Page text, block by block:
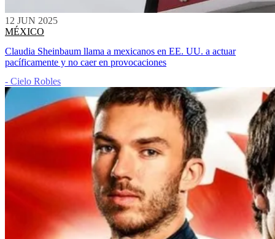
12 JUN 2025
MÉXICO
Claudia Sheinbaum llama a mexicanos en EE. UU. a actuar
pacíficamente y no caer en provocaciones
- Cielo Robles